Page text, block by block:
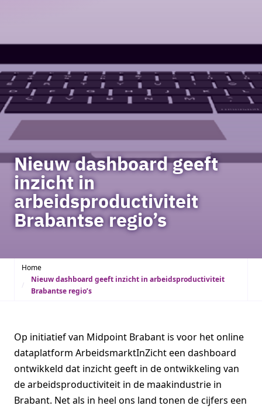
Nieuw dashboard geeft
inzicht in
arbeidsproductiviteit
Brabantse regio’s
Home
Nieuw dashboard geeft inzicht in arbeidsproductiviteit
Brabantse regio’s
Op initiatief van Midpoint Brabant is voor het online
dataplatform ArbeidsmarktInZicht een dashboard
ontwikkeld dat inzicht geeft in de ontwikkeling van
de arbeidsproductiviteit in de maakindustrie in
Brabant. Net als in heel ons land tonen de cijfers een